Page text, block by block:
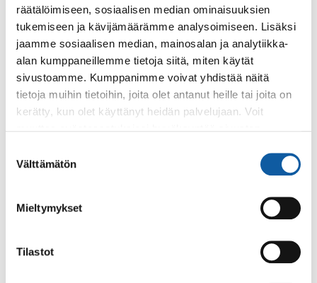
räätälöimiseen, sosiaalisen median ominaisuuksien
tukemiseen ja kävijämäärämme analysoimiseen. Lisäksi
jaamme sosiaalisen median, mainosalan ja analytiikka-
alan kumppaneillemme tietoja siitä, miten käytät
sivustoamme. Kumppanimme voivat yhdistää näitä
tietoja muihin tietoihin, joita olet antanut heille tai joita on
kerätty, kun olet käyttänyt heidän palvelujaan. Voit
valinta
Välttämätön
Mieltymykset
Tilastot
hetkellä markkinoille tullut hybridisopimus...
Sivut
Ateriapalvelut
Paimion kaupungin koulujen ja päiväkotien ateriapalveluista
vastaa Amica/ Compass Groupin noin 25 henkinen osaava
Paimion ilmastotavoitteet ja päästökehitys